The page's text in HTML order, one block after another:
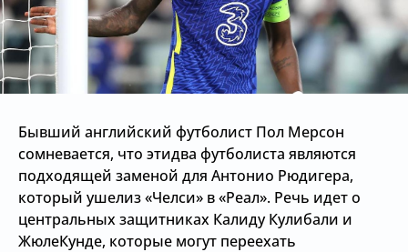
Бывший английский футболист Пол Мерсон
сомневается, что этидва футболиста являются
подходящей заменой для Антонио Рюдигера,
который ушелиз «Челси» в «Реал». Речь идет о
центральных защитниках Калиду Кулибали и
ЖюлеКунде, которые могут переехать